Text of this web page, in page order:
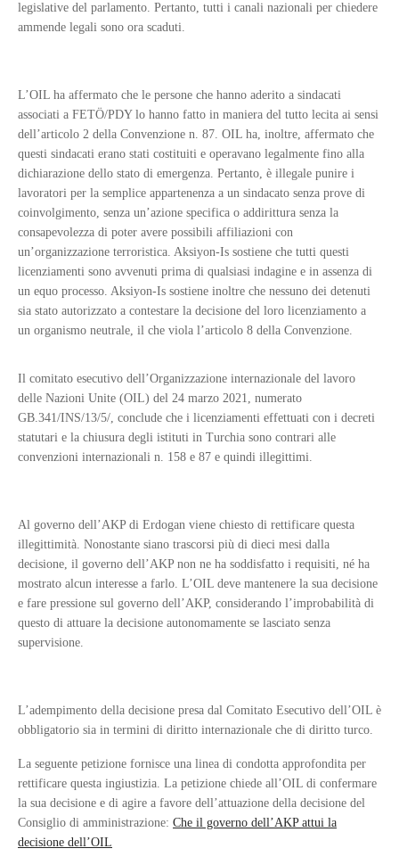
legislative del parlamento. Pertanto, tutti i canali nazionali per chiedere
ammende legali sono ora scaduti.
L’OIL ha affermato che le persone che hanno aderito a sindacati
associati a FETÖ/PDY lo hanno fatto in maniera del tutto lecita ai sensi
dell’articolo 2 della Convenzione n. 87. OIL ha, inoltre, affermato che
questi sindacati erano stati costituiti e operavano legalmente fino alla
dichiarazione dello stato di emergenza. Pertanto, è illegale punire i
lavoratori per la semplice appartenenza a un sindacato senza prove di
coinvolgimento, senza un’azione specifica o addirittura senza la
consapevolezza di poter avere possibili affiliazioni con
un’organizzazione terroristica. Aksiyon-Is sostiene che tutti questi
licenziamenti sono avvenuti prima di qualsiasi indagine e in assenza di
un equo processo. Aksiyon-Is sostiene inoltre che nessuno dei detenuti
sia stato autorizzato a contestare la decisione del loro licenziamento a
un organismo neutrale, il che viola l’articolo 8 della Convenzione.
Il comitato esecutivo dell’Organizzazione internazionale del lavoro
delle Nazioni Unite (OIL) del 24 marzo 2021, numerato
GB.341/INS/13/5/, conclude che i licenziamenti effettuati con i decreti
statutari e la chiusura degli istituti in Turchia sono contrari alle
convenzioni internazionali n. 158 e 87 e quindi illegittimi.
Al governo dell’AKP di Erdogan viene chiesto di rettificare questa
illegittimità. Nonostante siano trascorsi più di dieci mesi dalla
decisione, il governo dell’AKP non ne ha soddisfatto i requisiti, né ha
mostrato alcun interesse a farlo. L’OIL deve mantenere la sua decisione
e fare pressione sul governo dell’AKP, considerando l’improbabilità di
questo di attuare la decisione autonomamente se lasciato senza
supervisione.
L’adempimento della decisione presa dal Comitato Esecutivo dell’OIL è
obbligatorio sia in termini di diritto internazionale che di diritto turco.
La seguente petizione fornisce una linea di condotta approfondita per
rettificare questa ingiustizia. La petizione chiede all’OIL di confermare
la sua decisione e di agire a favore dell’attuazione della decisione del
Consiglio di amministrazione: Che il governo dell’AKP attui la
decisione dell’OIL